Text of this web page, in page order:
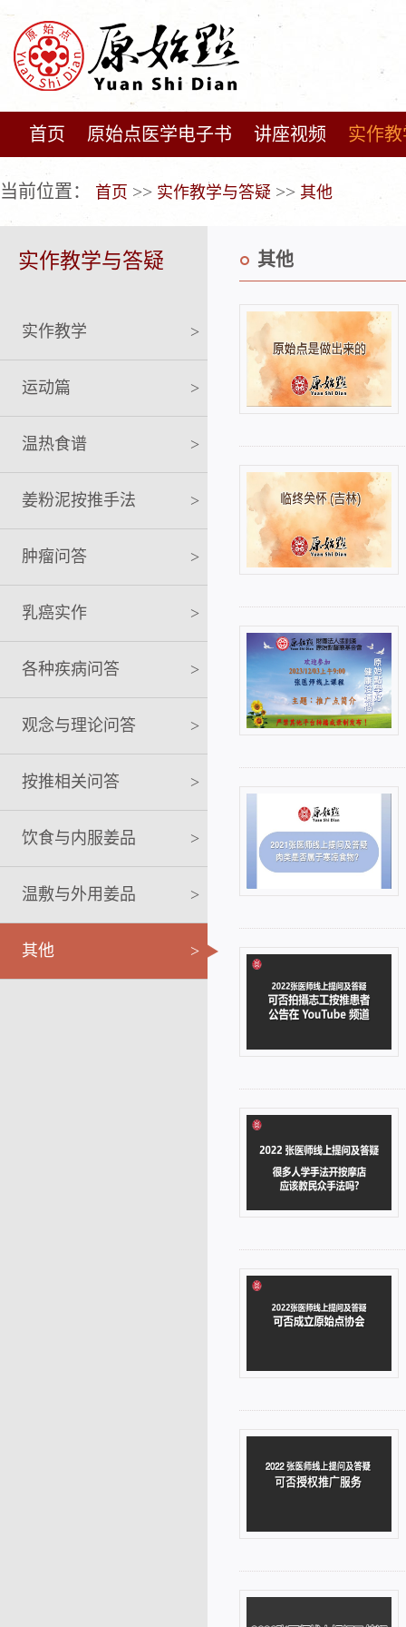
首页 原始点医学电子书 讲座视频 实作
当前位置： 首页 >> 实作教学与答疑 >> 其他
实作教学与答疑
实作教学 >
运动篇 >
温热食谱 >
姜粉泥按推手法 >
肿瘤问答 >
乳癌实作 >
各种疾病问答 >
观念与理论问答 >
按推相关问答 >
饮食与内服姜品 >
温敷与外用姜品 >
其他 >
其他